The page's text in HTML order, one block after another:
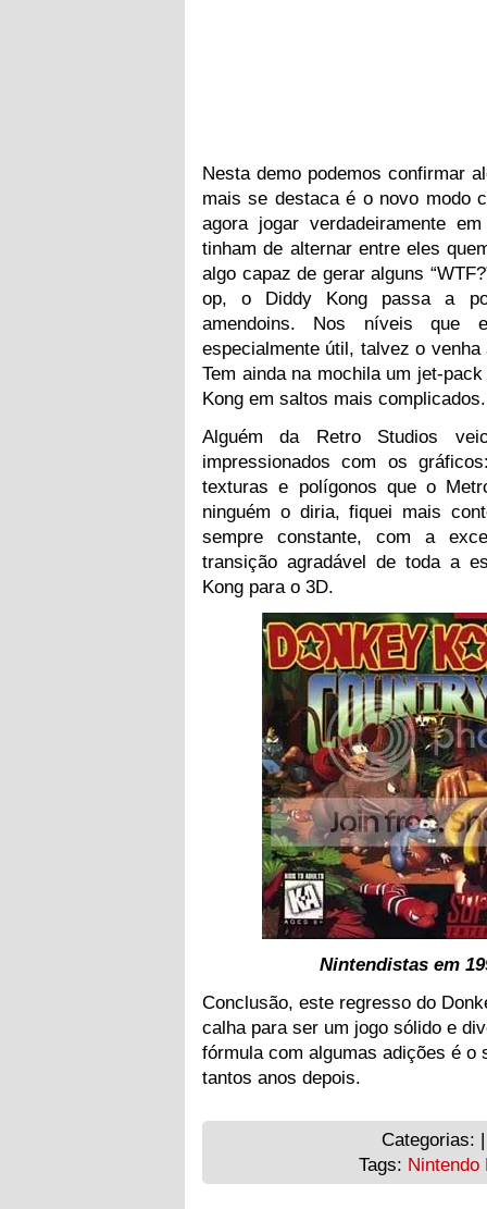
Nesta demo podemos confirmar
mais se destaca é o novo modo
agora jogar verdadeiramente
tinham de alternar entre eles
algo capaz de gerar alguns
op, o Diddy Kong passa a
amendoins. Nos níveis que
especialmente útil, talvez o
Tem ainda na mochila um jet-
Kong em saltos mais complicados.
Alguém da Retro Studios
impressionados com os
texturas e polígonos que o
ninguém o diria, fiquei mais
sempre constante, com a
transição agradável de toda a
Kong para o 3D.
Nintendistas em
Conclusão, este regresso do
calha para ser um jogo sólido e
fórmula com algumas adições é
tantos anos depois.
Categorias:
Tags: Nintendo